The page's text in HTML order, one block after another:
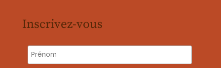
Inscrivez-vous